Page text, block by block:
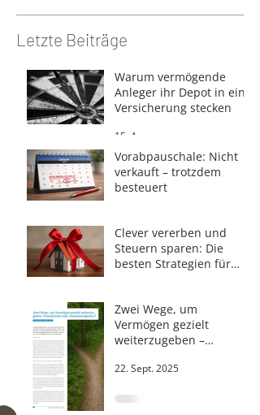
Letzte Beiträge
Warum vermögende
Anleger ihr Depot in eine
Versicherung stecken
15. Apr.
Vorabpauschale: Nicht
verkauft – trotzdem
besteuert
Clever vererben und
Steuern sparen: Die
besten Strategien für
Zwei Wege, um
Vermögen gezielt
weiterzugeben –
Investmentpolice?
22. Sept. 2025